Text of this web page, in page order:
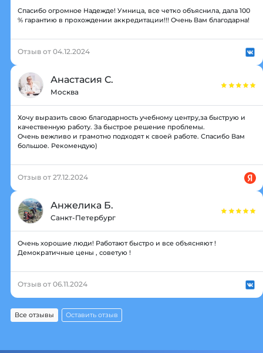
Спасибо огромное Надежде! Умница, все четко объяснила, дала 100
% гарантию в прохождении аккредитации!!! Очень Вам благодарна!
Отзыв от 04.12.2024
Анастасия С.
Москва
Хочу выразить свою благодарность учебному центру,за быструю и
качественную работу. За быстрое решение проблемы.
Очень вежливо и грамотно подходят к своей работе. Спасибо Вам
большое. Рекомендую)
Отзыв от 27.12.2024
Анжелика Б.
Санкт-Петербург
Очень хорошие люди! Работают быстро и все объясняют !
Демократичные цены , советую !
Отзыв от 06.11.2024
Все отзывы Оставить отзыв